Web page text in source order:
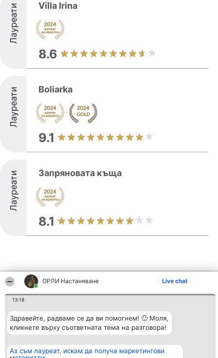
ОРЛИ Настаняване Live chat
13:18
Здравейте, радваме се да ви помогнем! 🙂 Моля,
кликнете върху съответната тема на разговора!
Аз съм лауреат, искам да получа маркетингови
Лауреати Villa Irina
8.6
Лауреати Boliarka
9.1
Лауреати Запряновата къща
8.1
Други фирми от региона
Организатор на
класиране
Beautiful Company S.R.L.
Sus Nr. 2, Bl. A30, Sc. A, Et.
4, Ap. 13
Класация
Победители
Списък на
победители
Правила
Контакти
Контакти